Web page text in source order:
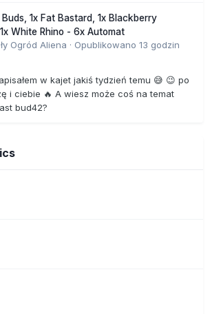
1x Fat Bastard, 1x Blackberry
White Rhino - 6x Automat
Ogród Aliena · Opublikowano 13 godzin
w kajet jakiś tydzień temu 😅 😉 po
i ciebie 🔥 A wiesz może coś na temat
bud42?